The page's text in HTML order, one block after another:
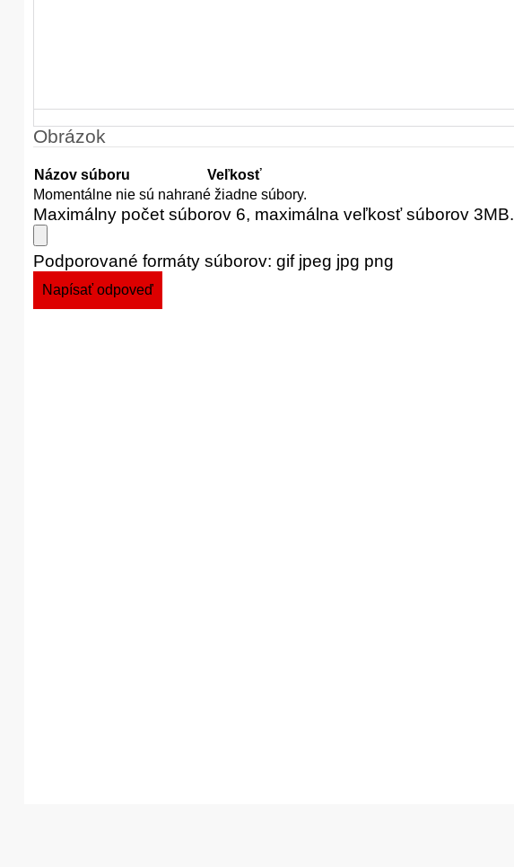
Obrázok
Názov súboru
Veľkosť
Momentálne nie sú nahrané žiadne súbory.
Maximálny počet súborov 6, maximálna veľkosť súborov 3MB.
Podporované formáty súborov: gif jpeg jpg png